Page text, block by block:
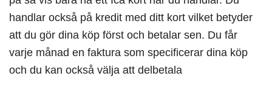
handlar också på kredit med ditt kort vilket betyder
att du gör dina köp först och betalar sen. Du får
varje månad en faktura som specificerar dina köp
och du kan också välja att delbetala